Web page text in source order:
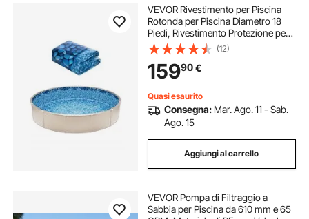
VEVOR Rivestimento per Piscina
Rotonda per Piscina Diametro 18
Piedi, Rivestimento Protezione per
Pareti di Piscine Fuori Terra 54
Pollici Stile Sovrapposto,
Rivestimento Piscina in Materiale
Vinile
(12)
15990€
Quasi esaurito
Consegna: Mar. Ago. 11 - Sab.
Ago. 15
Aggiungi al carrello
VEVOR Pompa di Filtraggio a
Sabbia per Piscina da 610 mm e 65